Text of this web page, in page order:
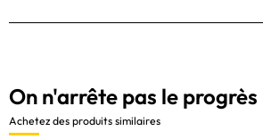
On n'arrête pas le progrès
Achetez des produits similaires